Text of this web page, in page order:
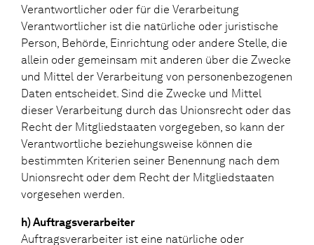
Verantwortlicher oder für die Verarbeitung
Verantwortlicher ist die natürliche oder juristische
Person, Behörde, Einrichtung oder andere Stelle, die
allein oder gemeinsam mit anderen über die Zwecke
und Mittel der Verarbeitung von personenbezogenen
Daten entscheidet. Sind die Zwecke und Mittel
dieser Verarbeitung durch das Unionsrecht oder das
Recht der Mitgliedstaaten vorgegeben, so kann der
Verantwortliche beziehungsweise können die
bestimmten Kriterien seiner Benennung nach dem
Unionsrecht oder dem Recht der Mitgliedstaaten
vorgesehen werden.
h) Auftragsverarbeiter
Auftragsverarbeiter ist eine natürliche oder